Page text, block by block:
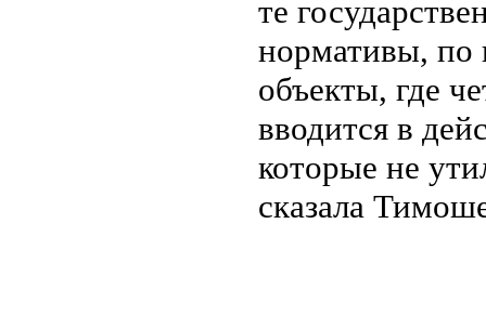
те
нормативы, по
объекты, где
вводится в
которые не
сказала